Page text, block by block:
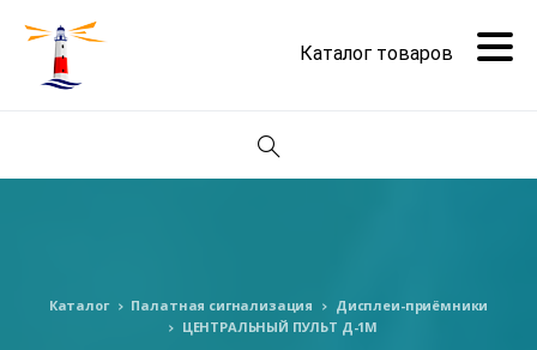
Поиск
Каталог Палатная сигнализация
Дисплеи-приёмники
ЦЕНТРАЛЬНЫЙ ПУЛЬТ Д-1М